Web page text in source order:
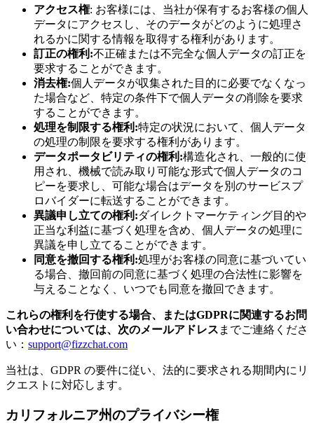
アクセス権: お客様には、当社が保有するお客様の個人
データにアクセスし、そのデータがどのように処理さ
れるかに関する情報を取得する権利があります。
訂正の権利:不正確または不完全な個人データの訂正を
要求することができます。
消去権:個人データが収集された目的に必要でなくなっ
た場合など、特定の条件下で個人データの削除を要求
することができます。
処理を制限する権利:特定の状況において、個人データ
の処理の制限を要求する権利があります。
データポータビリティの権利:構造化され、一般的に使
用され、機械で読み取り可能な形式で個人データのコ
ピーを要求し、可能な場合はデータを別のサービスプ
ロバイダーに転送することができます。
異議申し立ての権利:ダイレクトマーケティング目的や
正当な利益に基づく処理を含め、個人データの処理に
異議を申し立てることができます。
同意を撤回する権利:処理がお客様の同意に基づいてい
る場合、撤回前の同意に基づく処理の合法性に影響を
与えることなく、いつでも同意を撤回できます。
これらの権利を行使する場合、またはGDPRに関連するお問
い合わせについては、次のメールアドレス までご連絡くださ
い： support@fizzchat.com
当社は、GDPR の要件に従い、法的に要求される期間内にリ
クエストに対応します。
カリフォルニア州のプライバシー権